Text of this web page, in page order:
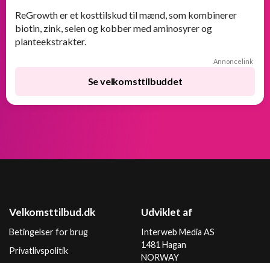
ReGrowth er et kosttilskud til mænd, som kombinerer
biotin, zink, selen og kobber med aminosyrer og
planteekstrakter.
Annoncelink
Se velkomsttilbuddet
Velkomsttilbud.dk
Betingelser for brug
Privatlivspolitik
Udviklet af
Interweb Media AS
1481 Hagan
NORWAY